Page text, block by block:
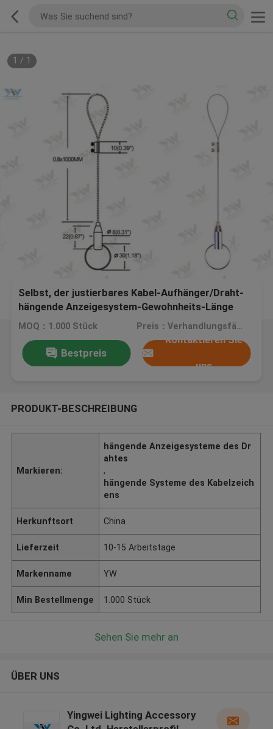
1 / 1
Selbst, der justierbares Kabel-Aufhänger/Draht-
hängende Anzeigesystem-Gewohnheits-Länge
zuschließt
MOQ：1.000 Stück Preis：Verhandlungsfähig
Bestpreis
Kontaktieren Sie
uns
PRODUKT-BESCHREIBUNG
Markieren:
hängende Anzeigesysteme des Dr
ahtes
,
hängende Systeme des Kabelzeich
ens
Herkunftsort China
Lieferzeit 10-15 Arbeitstage
Markenname YW
Min Bestellmenge 1.000 Stück
Sehen Sie mehr an
ÜBER UNS
Yingwei Lighting Accessory